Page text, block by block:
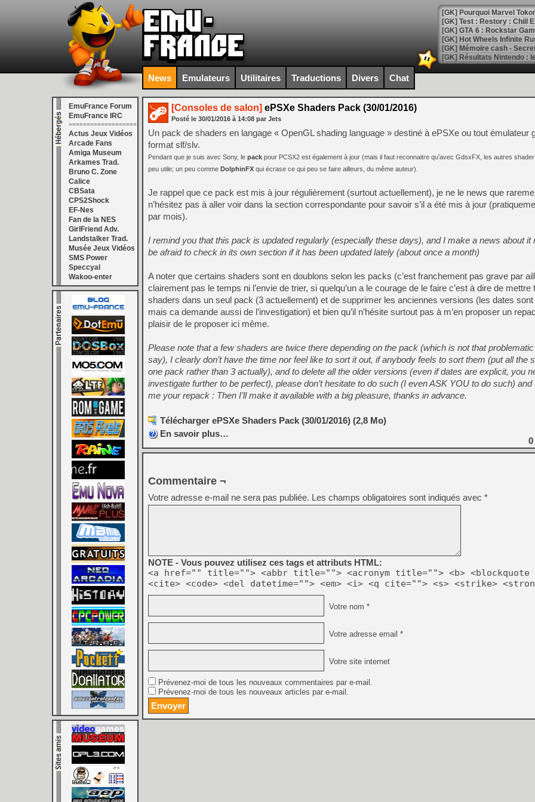
[GK] Pourquoi Marvel
[GK] Test : Restory : Chill
[GK] GTA 6 : Rockstar
[GK] Hot Wheels Infinite
[GK] Mémoire cash -
[GK] Résultats Nintendo :
[GK] Déjà des
[Mo5] Brickboy cherche à
[GK] Minecraft et ses «
[GK] Beast of
[GK] Ubisoft : fin de partie
[GK] Mémoire cash -
[GK] Dan Houser (GTA)
[GK] Comment EA Sports
[GK] Crimson Moon : un
[GK] Isle of Reveries : le
[GK] Moonlighter 2 : The
[GK] Capcom relance
[Mo5] Deux inédits du
[GK] Le beat'em up The
[GK] Endless Legend 2 :
[LS] [PS5] Le WebKit
[GK] Oubliez Crazy Taxi,
[LS] [Switch] NSZ 5.0.0
[GK] No More Room in
[GK] Un chatbot Atelier
[GK] Mémoire cash -
[GK] Nvidia : le prix des
[GK] Suikoden Star Leap
[Mo5] La mini borne
News Emulateurs Utilitaires Traductions Divers Chat
EmuFrance Forum
EmuFrance IRC
===================
Actus Jeux Vidéos
Arcade Fans
Amiga Museum
Arkames Trad.
Bruno C. Zone
Calice
CBSata
CPS2Shock
EF-Nes
Fan de la NES
GirlFriend Adv.
Landstalker Trad.
Musée Jeux Vidéos
SMS Power
Speccyal
Wakoo-enter
[Consoles de salon] ePSXe Shaders Pack (30/01/2016)
Posté le 30/01/2016 à 14:08 par Jets
Un pack de shaders en langage « OpenGL shading language » destiné à ePSXe ou tout émulateur
format slf/slv.
Pendant que je suis avec Sony, le pack pour PCSX2 est également à jour (mais il faut reconnaitre qu’avec GdsxFX, les autres
peu utile; un peu comme DolphinFX qui écrase ce qui peu se faire ailleurs, du même auteur).
Je rappel que ce pack est mis à jour régulièrement (surtout actuellement), je ne le news que
n’hésitez pas à aller voir dans la section correspondante pour savoir s’il a été mis à jour
par mois).
I remind you that this pack is updated regularly (especially these days), and I make a news about it
be afraid to check in its own section if it has been updated lately (about once a month)
A noter que certains shaders sont en doublons selon les packs (c’est franchement pas grave par
clairement pas le temps ni l’envie de trier, si quelqu’un a le courage de le faire c’est à dire de mettre
shaders dans un seul pack (3 actuellement) et de supprimer les anciennes versions (les dates
mais ca demande aussi de l’investigation) et bien qu’il n’hésite surtout pas à m’en proposer un
plaisir de le proposer ici même.
Please note that a few shaders are twice there depending on the pack (which is not that
say), I clearly don’t have the time nor feel like to sort it out, if anybody feels to sort them (put all the
one pack rather than 3 actually), and to delete all the older versions (even if dates are explicit, you
investigate further to be perfect), please don’t hesitate to do such (I even ASK YOU to do such)
me your repack : Then I’ll make it available with a big pleasure, thanks in advance.
Télécharger ePSXe Shaders Pack (30/01/2016) (2,8 Mo)
En savoir plus…
0
Commentaire ¬
Votre adresse e-mail ne sera pas publiée. Les champs obligatoires sont indiqués avec *
NOTE - Vous pouvez utilisez ces tags et attributs HTML:
<a href="" title=""> <abbr title=""> <acronym title=""> <b> <blockquote
<cite> <code> <del datetime=""> <em> <i> <q cite=""> <s> <strike>
Votre nom *
Votre adresse email *
Votre site internet
Prévenez-moi de tous les nouveaux commentaires par e-mail.
Prévenez-moi de tous les nouveaux articles par e-mail.